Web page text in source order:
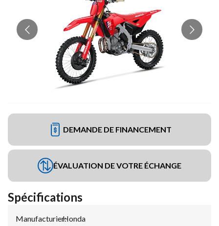
DEMANDE DE FINANCEMENT
ÉVALUATION DE VOTRE ÉCHANGE
Spécifications
Manufacturier:
Honda